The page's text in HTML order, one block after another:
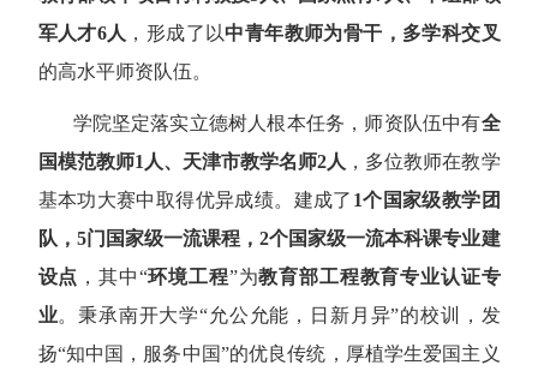
军人才6人 ，形成了以中青年教师为骨干，多学科交叉
的高水平师资队伍。
学院坚定落实立德树人根本任务，师资队伍中有全
国模范教师1 人、天津市教学名师2人 ，多位教师在教学
基本功大赛中取得优异成绩。建成了 1个国家级教学团
队， 5门国家级一流课程，2个国家级一流本科课专业建
设点 ，其中“环境工程”为教育部工程教育专业认证专
业。秉承南开大学“允公允能，日新月异”的校训，发
扬“知中国，服务中国”的优良传统，厚植学生爱国主义